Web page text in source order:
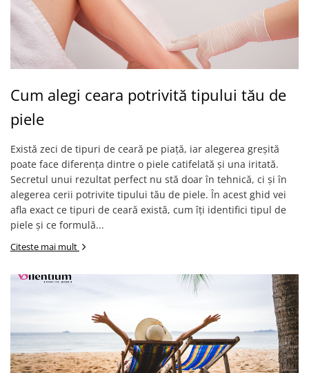
Cum alegi ceara potrivită tipului tău de
piele
Există zeci de tipuri de ceară pe piață, iar alegerea greșită
poate face diferența dintre o piele catifelată și una iritată.
Secretul unui rezultat perfect nu stă doar în tehnică, ci și în
alegerea cerii potrivite tipului tău de piele. În acest ghid vei
afla exact ce tipuri de ceară există, cum îți identifici tipul de
piele și ce formulă...
Citeste mai mult